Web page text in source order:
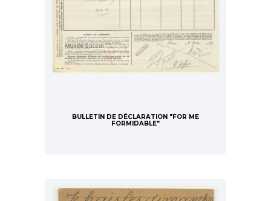
BULLETIN DE DÉCLARATION "FOR ME
FORMIDABLE"